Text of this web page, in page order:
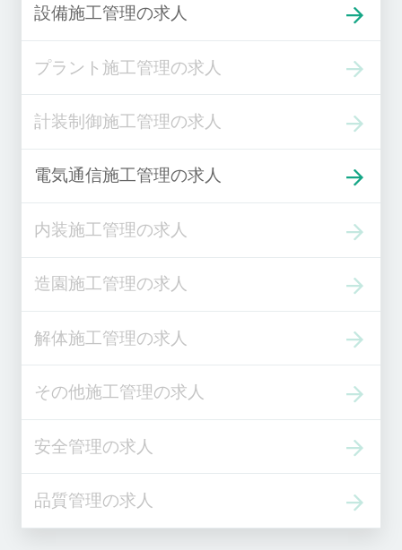
設備施工管理の求人
プラント施工管理の求人
計装制御施工管理の求人
電気通信施工管理の求人
内装施工管理の求人
造園施工管理の求人
解体施工管理の求人
その他施工管理の求人
安全管理の求人
品質管理の求人